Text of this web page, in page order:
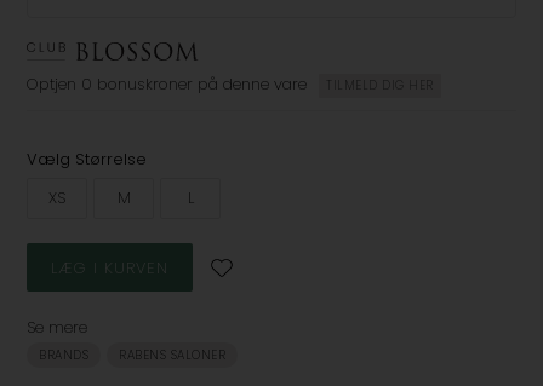
Optjen 0 bonuskroner på denne vare TILMELD DIG HER
Vælg Størrelse
XS
M L
Se mere
BRANDS RABENS SALONER